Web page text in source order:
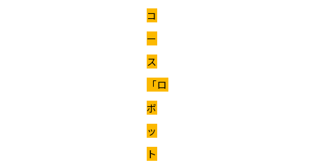
コ
ー
ス
「ロ
ボ
ッ
ト